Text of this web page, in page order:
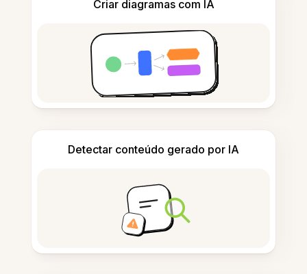
Criar diagramas com IA
Detectar conteúdo gerado por IA